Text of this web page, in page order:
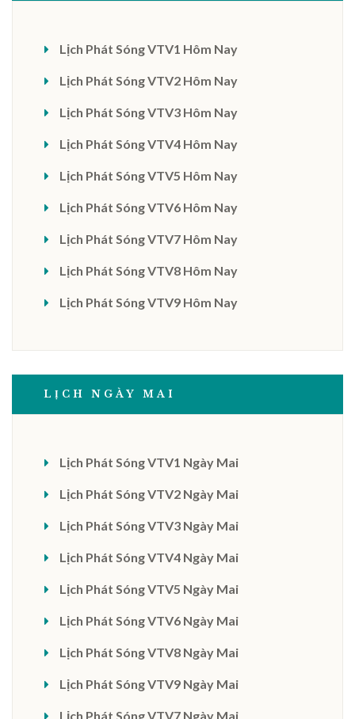
Lịch Phát Sóng VTV1 Hôm Nay
Lịch Phát Sóng VTV2 Hôm Nay
Lịch Phát Sóng VTV3 Hôm Nay
Lịch Phát Sóng VTV4 Hôm Nay
Lịch Phát Sóng VTV5 Hôm Nay
Lịch Phát Sóng VTV6 Hôm Nay
Lịch Phát Sóng VTV7 Hôm Nay
Lịch Phát Sóng VTV8 Hôm Nay
Lịch Phát Sóng VTV9 Hôm Nay
LỊCH NGÀY MAI
Lịch Phát Sóng VTV1 Ngày Mai
Lịch Phát Sóng VTV2 Ngày Mai
Lịch Phát Sóng VTV3 Ngày Mai
Lịch Phát Sóng VTV4 Ngày Mai
Lịch Phát Sóng VTV5 Ngày Mai
Lịch Phát Sóng VTV6 Ngày Mai
Lịch Phát Sóng VTV8 Ngày Mai
Lịch Phát Sóng VTV9 Ngày Mai
Lịch Phát Sóng VTV7 Ngày Mai